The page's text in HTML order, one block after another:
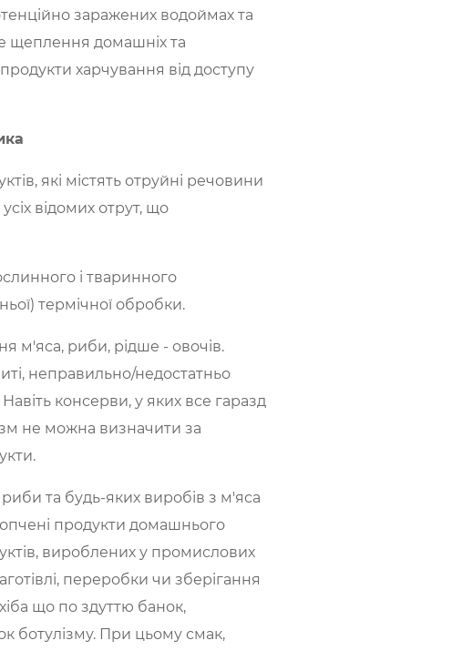
заражених водоймах та
щеплення домашніх та
харчування від доступу
які містять отруйні речовини
відомих отрут, що
і тваринного
термічної обробки.
м'яса, риби, рідше - овочів.
неправильно/недостатньо
консерви, у яких все гаразд
не можна визначити за
та будь-яких виробів з м'яса
продукти домашнього
вироблених у промислових
переробки чи зберігання
що по здуттю банок,
ботулізму. При цьому смак,